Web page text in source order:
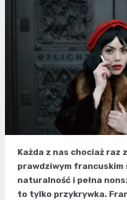
Każda z nas chociaż raz
prawdziwym francuskim
naturalność i pełna
to tylko przykrywka.